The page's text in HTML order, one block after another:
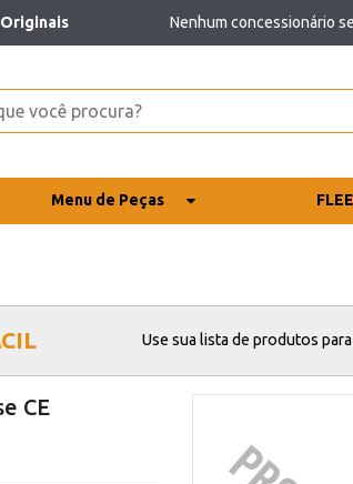
Nenhum concessionário
Menu de Peças
Use sua lista de produtos
CE